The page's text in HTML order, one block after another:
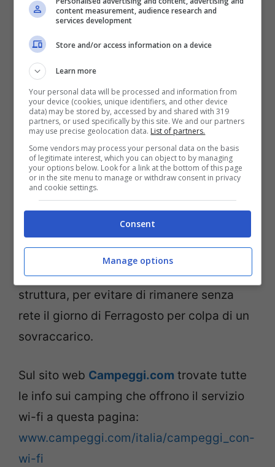
La connessione internet in campeggio è
poi particolarmente utile quando le
strutture si trovano in mezzo alla natura,
lontane dai centri urbani, in luoghi dove
spesso gli smartphone rischiano di non
avere campo.
Sempre più campeggi, pertanto, offrono
un servizio diconnessione wi-fi
internet spesso in tutta l’aerea del
camping. Molto importante, comunque, è
la qualità della connessione. E’ importante
informarsi prima di prenotare la vostra
struttura, per evitare di rimanere senza
rete il giorno di Ferragosto per colpa di un
sovraccarico.
Sul sito web Campeggi.com trovate tutte
le info sui camping che offrono il servizio
wi-fi a questa pagina:
www.campeggi.com/italia/campeggi_con-
wi-fi
content measurement, audience research and
services development
Store and/or access information on a device
Learn more
Your personal data will be processed and information from
your device (cookies, unique identifiers, and other device
data) may be stored by, accessed by and shared with 319
partners, or used specifically by this site. We and our partners
may use precise geolocation data. List of partners.
Some vendors may process your personal data on the basis
of legitimate interest, which you can object to by managing
your options below. Look for a link at the bottom of this page
or in the site menu to manage or withdraw consent in privacy
and cookie settings.
Consent
Manage options